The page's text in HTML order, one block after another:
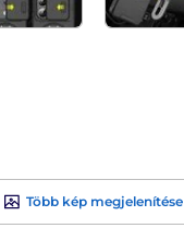
Több kép megjelenítése